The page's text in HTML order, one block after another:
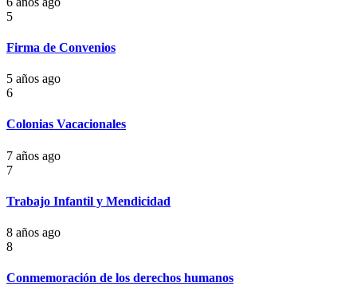
5
Firma de Convenios
5 años ago
6
Colonias Vacacionales
7 años ago
7
Trabajo Infantil y Mendicidad
8 años ago
8
Conmemoración de los derechos humanos